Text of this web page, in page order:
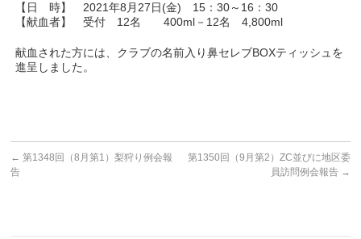
【日 時】 2021年8月27日(金) 15：30～16：30
【献血者】 受付 12名 400ml－12名 4,800ml
献血された方には、クラブの名前入り鼻セレブBOXティッシュを
進呈しました。
← 第1348回（8月第1）梨狩り例会報
告
第1350回（9月第2）ZC並びに地区委
員訪問例会報告 →